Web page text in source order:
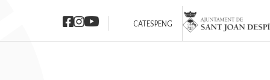
Imatge
Imatge
Imatge CAT ESPENG
Imatge